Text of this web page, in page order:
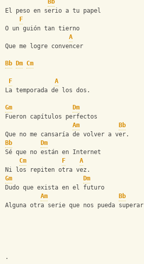
Bb
El peso en serio a tu papel
F
O un guión tan tierno
A
Que me logre convencer
Bb Dm Cm
F
A
La temporada de los dos.
Gm
Dm
Fueron capítulos perfectos
Am
Bb
Que no me cansaría de volver a ver.
Bb
Dm
Sé que no están en Internet
Cm
F
A
Ni los repiten otra vez.
Gm
Dm
Dudo que exista en el futuro
Am
Bb
Alguna otra serie que nos pueda superar
.